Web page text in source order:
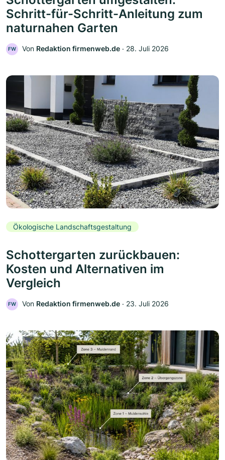
Schritt-für-Schritt-Anleitung zum
naturnahen Garten
FW Von Redaktion firmenweb.de ‧ 28. Juli 2026
Ökologische Landschaftsgestaltung
Schottergarten zurückbauen:
Kosten und Alternativen im
Vergleich
FW Von Redaktion firmenweb.de ‧ 23. Juli 2026